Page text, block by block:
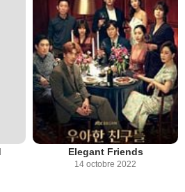
Elegant Friends
14 octobre 2022